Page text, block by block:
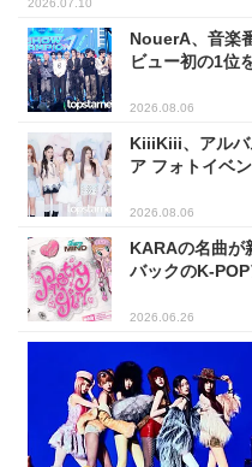
2026.07.10
NouerA、音楽
ビュー初の1位
2026.08.06
KiiiKiii、アルバ
ア フォトイベ
2026.08.06
KARAの名曲が
バックのK-
2026.06.26